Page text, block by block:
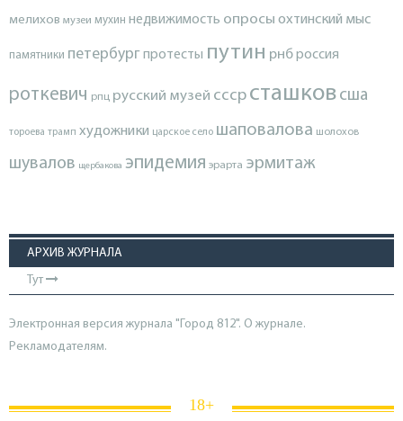
мелихов музеи мухин недвижимость опросы охтинский мыс
памятники петербургпротесты путин рнброссия
роткевич рпц русский музей ссср сташков сша
тороева трамп художники царское село шаповалова шолохов
шувалов щербакова эпидемия эрарта эрмитаж
АРХИВ ЖУРНАЛА
Тут
Электронная версия журнала "Город 812". О журнале.
Рекламодателям.
18+